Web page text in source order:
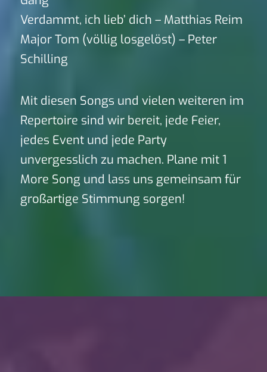
Verdammt, ich lieb’ dich – Matthias Reim
Major Tom (völlig losgelöst) – Peter
Schilling
Mit diesen Songs und vielen weiteren im
Repertoire sind wir bereit, jede Feier,
jedes Event und jede Party
unvergesslich zu machen. Plane mit 1
More Song und lass uns gemeinsam für
großartige Stimmung sorgen!